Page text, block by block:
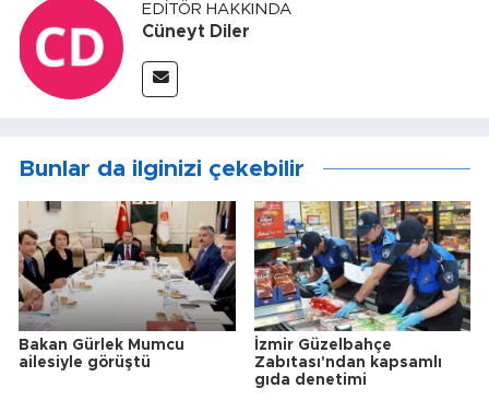
EDITÖR HAKKINDA
Cüneyt Diler
Bunlar da ilginizi çekebilir
Bakan Gürlek Mumcu
ailesiyle görüştü
İzmir Güzelbahçe
Zabıtası'ndan kapsamlı
gıda denetimi